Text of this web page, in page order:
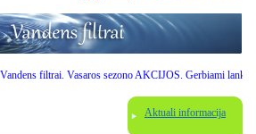
filtrai. Vasaros sezono AKCIJOS. Gerbiami lankytojai,
Aktuali informacija